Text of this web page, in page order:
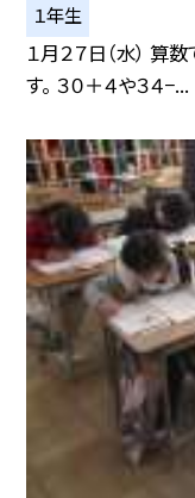
１年生
１月２７日（水） 算
す。 ３０＋４や３４−...